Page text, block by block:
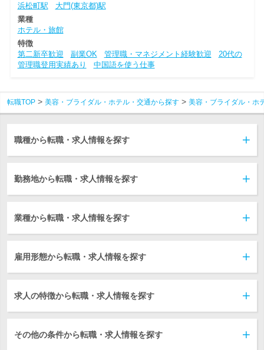
浜松町駅
大門(東京都)駅
業種
ホテル・旅館
特徴
第二新卒歓迎
副業OK 管理職・マネジメント経験歓迎
20代の
管理職登用実績あり
中国語を使う仕事
転職TOP 美容・ブライダル・ホテル・交通から探す 美容・ブライダル・ホ
職種から転職・求人情報を探す
勤務地から転職・求人情報を探す
業種から転職・求人情報を探す
雇用形態から転職・求人情報を探す
求人の特徴から転職・求人情報を探す
その他の条件から転職・求人情報を探す